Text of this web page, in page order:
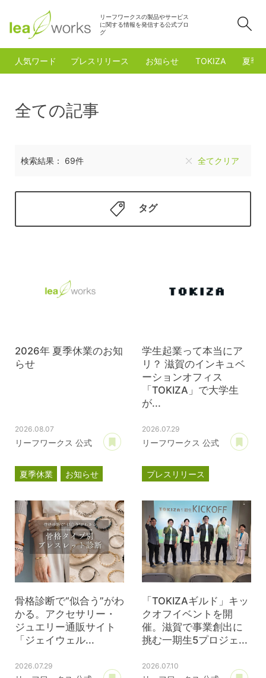
リーフワークスの製品やサービス
に関する情報を発信する公式ブロ
グ
人気ワード プレスリリース お知らせ TOKIZA 夏季
全ての記事
検索結果： 69件 全てクリア
タグ
2026年 夏季休業のお知
らせ
2026.08.07
リーフワークス 公式
あとで読む
夏季休業 お知らせ
学生起業って本当にア
リ？ 滋賀のインキュベ
ーションオフィス
「TOKIZA」で大学生
が...
2026.07.29
リーフワークス 公式
プレスリリース
骨格診断で“似合う”がわ
かる。アクセサリー・
ジュエリー通販サイト
「ジェイウェル...
2026.07.29 あとで読む
「TOKIZAギルド」キッ
クオフイベントを開
催。滋賀で事業創出に
挑む一期生5プロジェ...
2026.07.10